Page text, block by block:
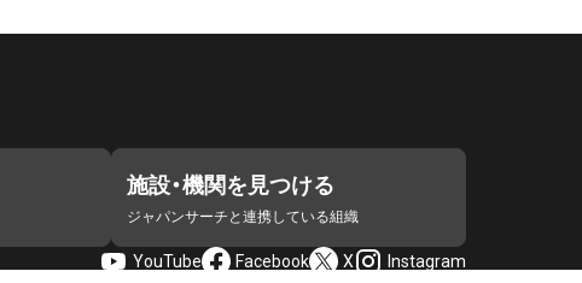
施設・機関を見つける
ジャパンサーチと連携している組織
YouTube Facebook X Instagram